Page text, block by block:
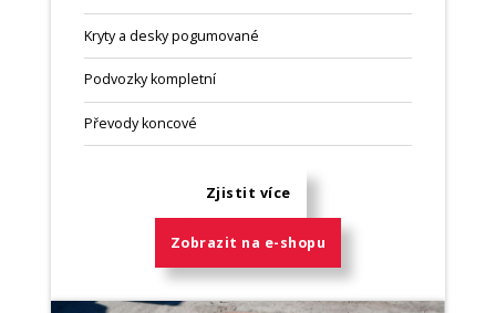
Kryty a desky pogumované
Podvozky kompletní
Převody koncové
Zjistit více
Zobrazit na e-shopu